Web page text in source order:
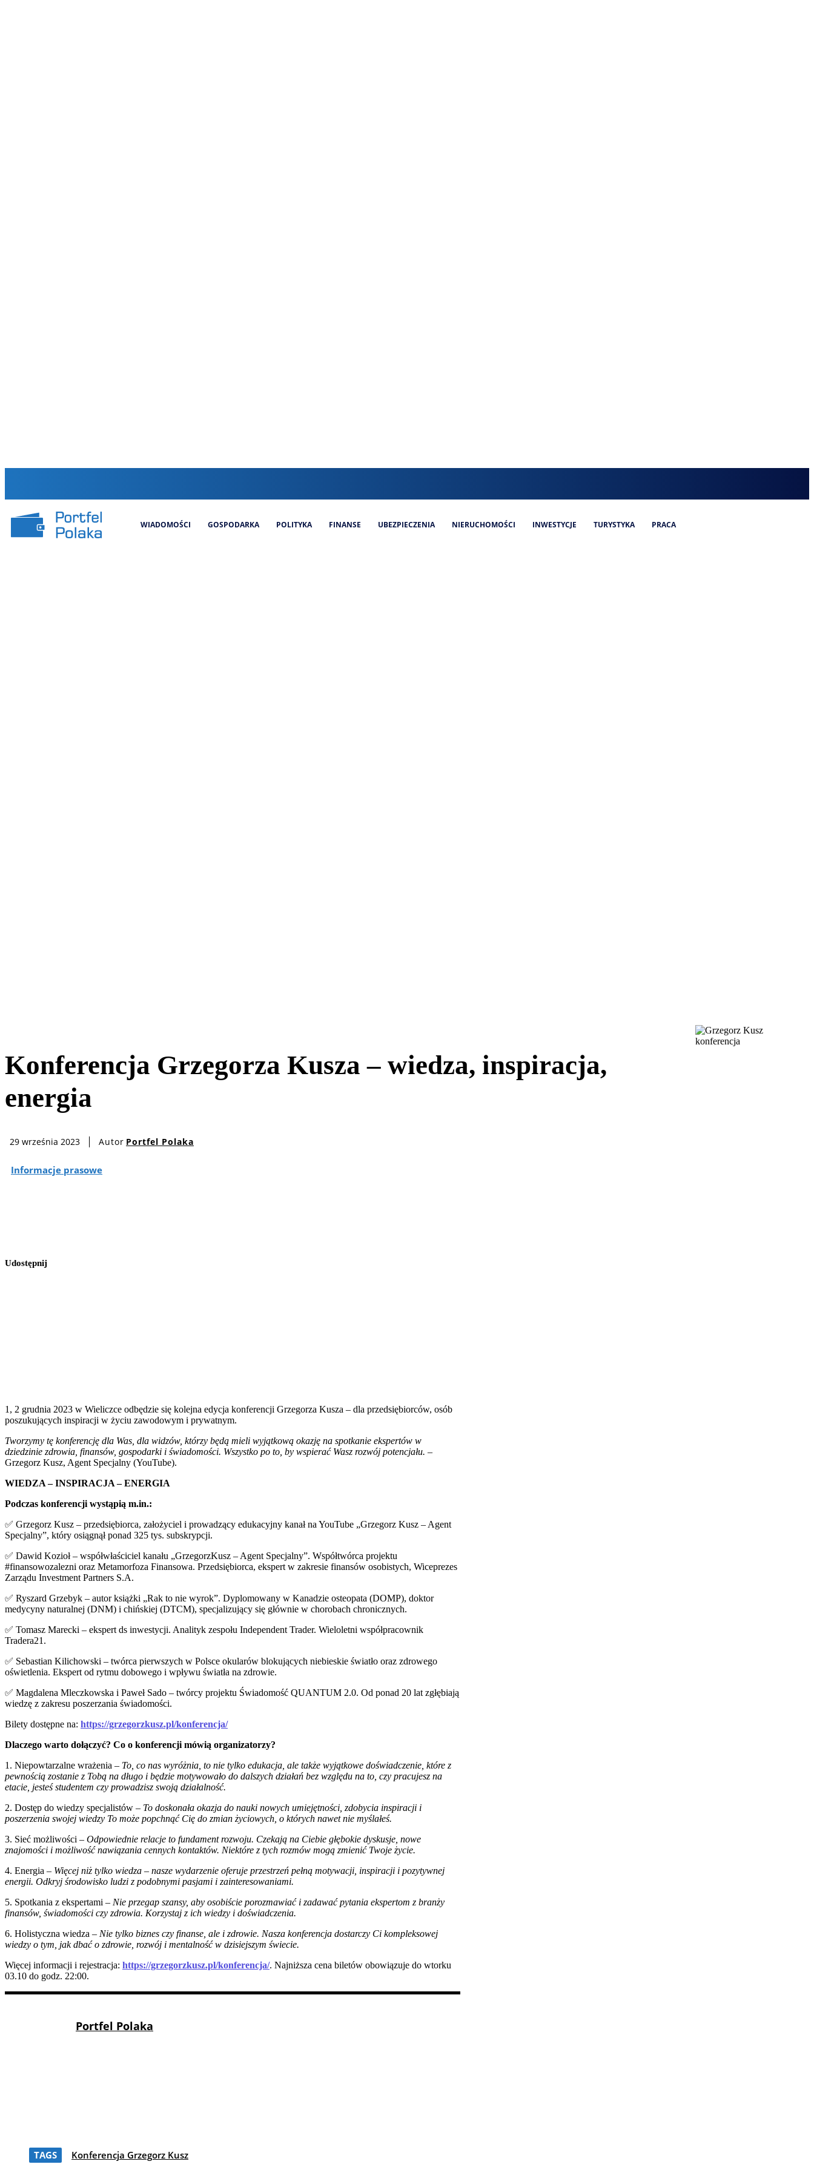
WIADOMOŚCI GOSPODARKA POLITYKA FINANSE UBEZPIECZENIA NIERUCHOMOŚCI INWESTYCJE TURYSTYKA PRACA
Konferencja Grzegorza Kusza – wiedza, inspiracja,
energia
29 września 2023 Autor Portfel Polaka
Informacje prasowe
Udostępnij
1, 2 grudnia 2023 w Wieliczce odbędzie się kolejna edycja konferencji Grzegorza Kusza – dla przedsiębiorców, osób
poszukujących inspiracji w życiu zawodowym i prywatnym.
Tworzymy tę konferencję dla Was, dla widzów, którzy będą mieli wyjątkową okazję na spotkanie ekspertów w
dziedzinie zdrowia, finansów, gospodarki i świadomości. Wszystko po to, by wspierać Wasz rozwój potencjału. –
Grzegorz Kusz, Agent Specjalny (YouTube).
WIEDZA – INSPIRACJA – ENERGIA
Podczas konferencji wystąpią m.in.:
✅ Grzegorz Kusz – przedsiębiorca, założyciel i prowadzący edukacyjny kanał na YouTube „Grzegorz Kusz – Agent
Specjalny”, który osiągnął ponad 325 tys. subskrypcji.
✅ Dawid Kozioł – współwłaściciel kanału „GrzegorzKusz – Agent Specjalny”. Współtwórca projektu
#finansowozalezni oraz Metamorfoza Finansowa. Przedsiębiorca, ekspert w zakresie finansów osobistych, Wiceprezes
Zarządu Investment Partners S.A.
✅ Ryszard Grzebyk – autor książki „Rak to nie wyrok”. Dyplomowany w Kanadzie osteopata (DOMP), doktor
medycyny naturalnej (DNM) i chińskiej (DTCM), specjalizujący się głównie w chorobach chronicznych.
✅ Tomasz Marecki – ekspert ds inwestycji. Analityk zespołu Independent Trader. Wieloletni współpracownik
Tradera21.
✅ Sebastian Kilichowski – twórca pierwszych w Polsce okularów blokujących niebieskie światło oraz zdrowego
oświetlenia. Ekspert od rytmu dobowego i wpływu światła na zdrowie.
✅ Magdalena Mleczkowska i Paweł Sado – twórcy projektu Świadomość QUANTUM 2.0. Od ponad 20 lat zgłębiają
wiedzę z zakresu poszerzania świadomości.
Bilety dostępne na: https://grzegorzkusz.pl/konferencja/
Dlaczego warto dołączyć? Co o konferencji mówią organizatorzy?
1. Niepowtarzalne wrażenia – To, co nas wyróżnia, to nie tylko edukacja, ale także wyjątkowe doświadczenie, które z
pewnością zostanie z Tobą na długo i będzie motywowało do dalszych działań bez względu na to, czy pracujesz na
etacie, jesteś studentem czy prowadzisz swoją działalność.
2. Dostęp do wiedzy specjalistów – To doskonała okazja do nauki nowych umiejętności, zdobycia inspiracji i
poszerzenia swojej wiedzy To może popchnąć Cię do zmian życiowych, o których nawet nie myślałeś.
3. Sieć możliwości – Odpowiednie relacje to fundament rozwoju. Czekają na Ciebie głębokie dyskusje, nowe
znajomości i możliwość nawiązania cennych kontaktów. Niektóre z tych rozmów mogą zmienić Twoje życie.
4. Energia – Więcej niż tylko wiedza – nasze wydarzenie oferuje przestrzeń pełną motywacji, inspiracji i pozytywnej
energii. Odkryj środowisko ludzi z podobnymi pasjami i zainteresowaniami.
5. Spotkania z ekspertami – Nie przegap szansy, aby osobiście porozmawiać i zadawać pytania ekspertom z branży
finansów, świadomości czy zdrowia. Korzystaj z ich wiedzy i doświadczenia.
6. Holistyczna wiedza – Nie tylko biznes czy finanse, ale i zdrowie. Nasza konferencja dostarczy Ci kompleksowej
wiedzy o tym, jak dbać o zdrowie, rozwój i mentalność w dzisiejszym świecie.
Więcej informacji i rejestracja: https://grzegorzkusz.pl/konferencja/. Najniższa cena biletów obowiązuje do wtorku
03.10 do godz. 22:00.
Portfel Polaka
TAGS Konferencja Grzegorz Kusz